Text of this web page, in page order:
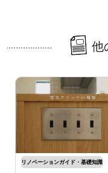
他
リノベーションガイド・基礎知識